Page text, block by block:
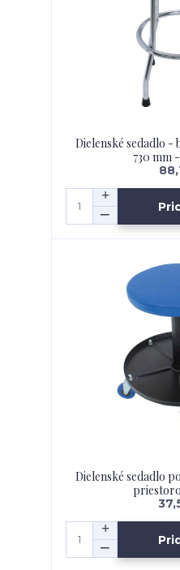
Dielenské sedadlo -
730 mm
Dielenské sedadlo